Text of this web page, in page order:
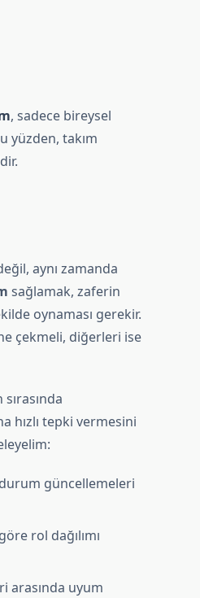
, sadece bireysel
yüzden, takım
aynı zamanda
sağlamak, zaferin
oynaması gerekir.
çekmeli, diğerleri ise
hızlı tepki vermesini
güncellemeleri
rol dağılımı
arasında uyum